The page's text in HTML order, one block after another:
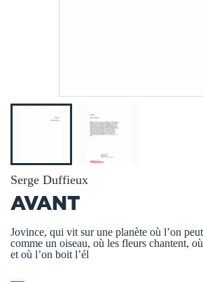
Serge Duffieux
AVANT
Jovince, qui vit sur une planète où l’on
comme un oiseau, où les fleurs chantent,
et où l’on boit l’él